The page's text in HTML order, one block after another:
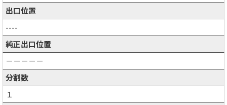
出口位置
----
純正出口位置
－－－－－
分割数
１